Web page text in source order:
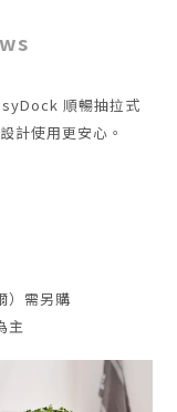
順暢抽拉式
計使用更安心。
）需另購
主